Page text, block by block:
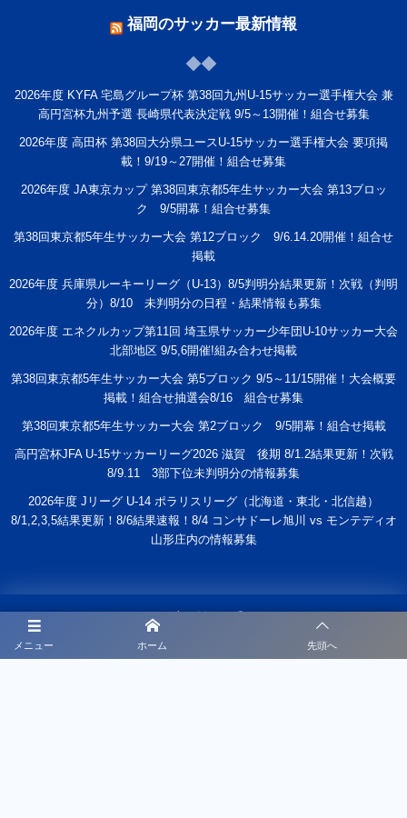
メニュー ホーム 先頭へ
福岡のサッカー最新情報
2026年度 KYFA 宅島グループ杯 第38回九州U-15サッカー選手権大会 兼
高円宮杯九州予選 長崎県代表決定戦 9/5～13開催！組合せ募集
2026年度 高田杯 第38回大分県ユースU-15サッカー選手権大会 要項掲
載！9/19～27開催！組合せ募集
2026年度 JA東京カップ 第38回東京都5年生サッカー大会 第13ブロッ
ク 9/5開幕！組合せ募集
第38回東京都5年生サッカー大会 第12ブロック 9/6.14.20開催！組合せ
掲載
2026年度 兵庫県ルーキーリーグ（U-13）8/5判明分結果更新！次戦（判明
分）8/10 未判明分の日程・結果情報も募集
2026年度 エネクルカップ第11回 埼玉県サッカー少年団U-10サッカー大会
北部地区 9/5,6開催!組み合わせ掲載
第38回東京都5年生サッカー大会 第5ブロック 9/5～11/15開催！大会概要
掲載！組合せ抽選会8/16 組合せ募集
第38回東京都5年生サッカー大会 第2ブロック 9/5開幕！組合せ掲載
高円宮杯JFA U-15サッカーリーグ2026 滋賀 後期 8/1.2結果更新！次戦
8/9.11 3部下位未判明分の情報募集
2026年度 Jリーグ U-14 ポラリスリーグ（北海道・東北・北信越）
8/1,2,3,5結果更新！8/6結果速報！8/4 コンサドーレ旭川 vs モンテディオ
山形庄内の情報募集
スクールについて